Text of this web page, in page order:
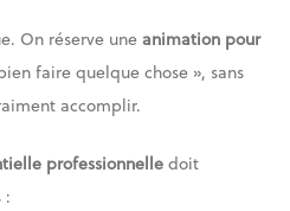
On réserve une animation pour
faire quelque chose », sans
accomplir.
professionnelledoit
: